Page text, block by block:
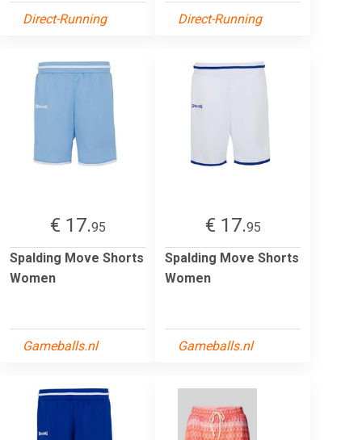
Direct-Running Direct-Running
€ 17.95
Spalding Move Shorts
Women
Gameballs.nl
€ 17.95
Spalding Move Shorts
Women
Gameballs.nl